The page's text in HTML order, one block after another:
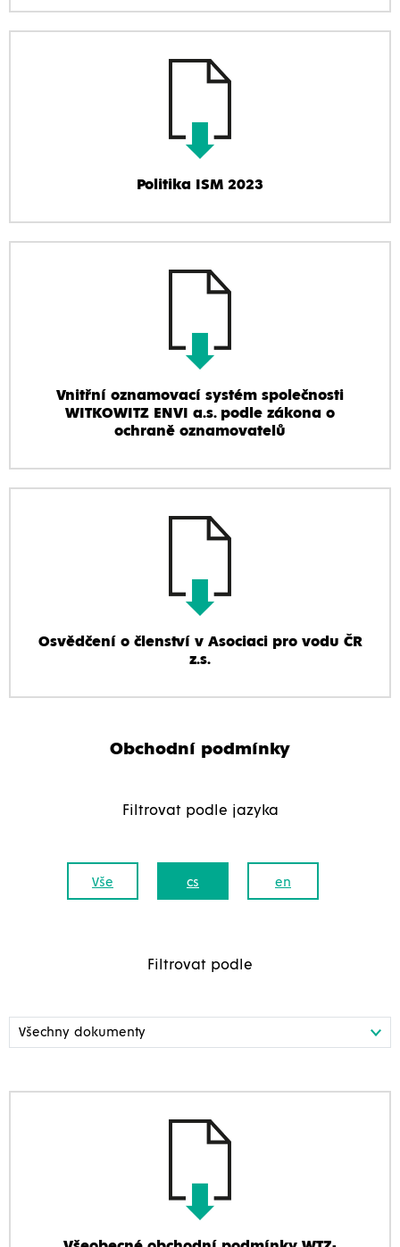
Politika ISM 2023
Vnitřní oznamovací systém společnosti
WITKOWITZ ENVI a.s. podle zákona o
ochraně oznamovatelů
Osvědčení o členství v Asociaci pro vodu ČR
z.s.
Obchodní podmínky
Filtrovat podle jazyka
Vše cs en
Filtrovat podle